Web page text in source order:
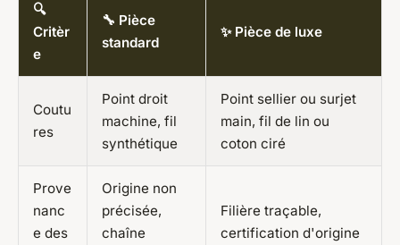
🔍
Critèr
e
🔧 Pièce
standard
✨ Pièce de luxe
Coutu
res
Point droit
machine, fil
synthétique
Point sellier ou surjet
main, fil de lin ou
coton ciré
Prove
nanc
e des
Origine non
précisée,
chaîne
Filière traçable,
certification d'origine